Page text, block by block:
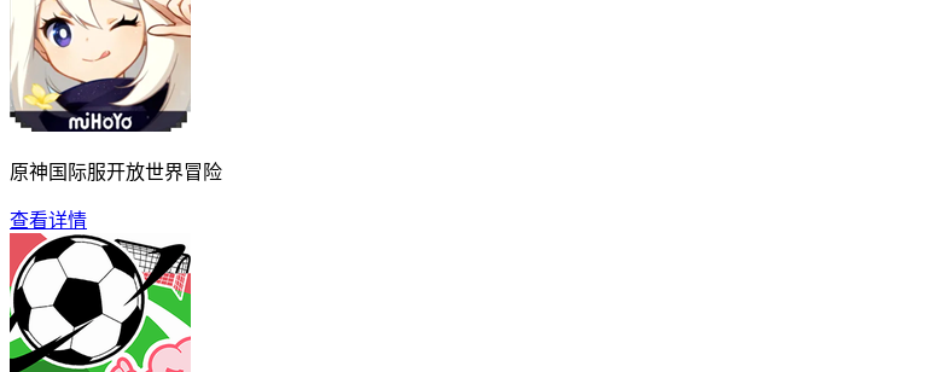
原神国际服开放世界冒险
查看详情